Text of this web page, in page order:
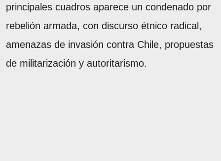
principales cuadros aparece un condenado por
rebelión armada, con discurso étnico radical,
amenazas de invasión contra Chile, propuestas
de militarización y autoritarismo.